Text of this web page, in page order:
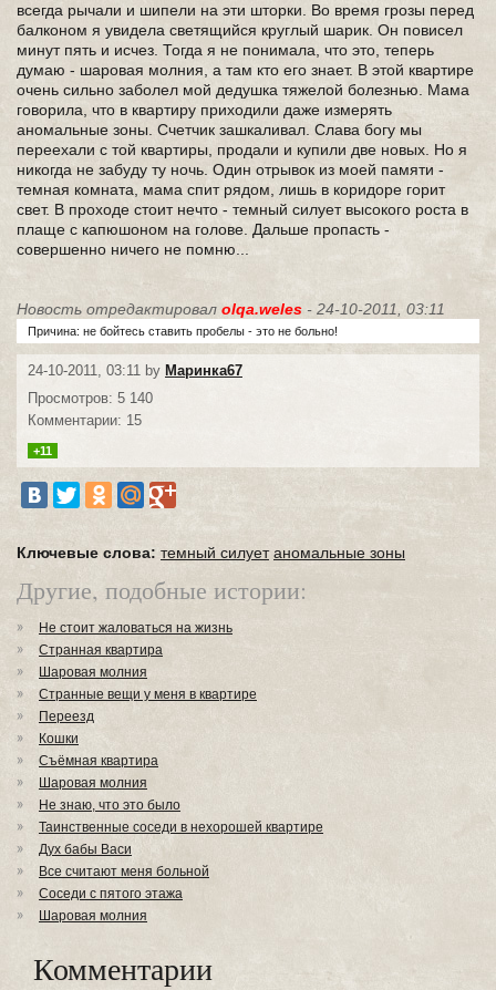
всегда рычали и шипели на эти шторки. Во время грозы перед
балконом я увидела светящийся круглый шарик. Он повисел
минут пять и исчез. Тогда я не понимала, что это, теперь
думаю - шаровая молния, а там кто его знает. В этой квартире
очень сильно заболел мой дедушка тяжелой болезнью. Мама
говорила, что в квартиру приходили даже измерять
аномальные зоны. Счетчик зашкаливал. Слава богу мы
переехали с той квартиры, продали и купили две новых. Но я
никогда не забуду ту ночь. Один отрывок из моей памяти -
темная комната, мама спит рядом, лишь в коридоре горит
свет. В проходе стоит нечто - темный силует высокого роста в
плаще с капюшоном на голове. Дальше пропасть -
совершенно ничего не помню...
Новость отредактировал olqa.weles - 24-10-2011, 03:11
Причина: не бойтесь ставить пробелы - это не больно!
24-10-2011, 03:11 by Маринка67
Просмотров: 5 140
Комментарии: 15
+11
Ключевые слова: темный силует аномальные зоны
Другие, подобные истории:
Не стоит жаловаться на жизнь
Странная квартира
Шаровая молния
Странные вещи у меня в квартире
Переезд
Кошки
Съёмная квартира
Шаровая молния
Не знаю, что это было
Таинственные соседи в нехорошей квартире
Дух бабы Васи
Все считают меня больной
Соседи с пятого этажа
Шаровая молния
Комментарии